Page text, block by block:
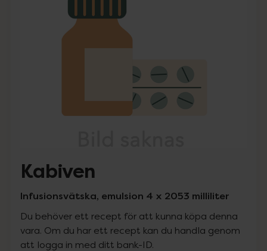
Lista: . Innehåller 1 objekt.
Kabiven
Infusionsvätska, emulsion 4 x 2053 milliliter
Du behöver ett recept för att kunna köpa denna
vara. Om du har ett recept kan du handla genom
att logga in med ditt bank-ID.